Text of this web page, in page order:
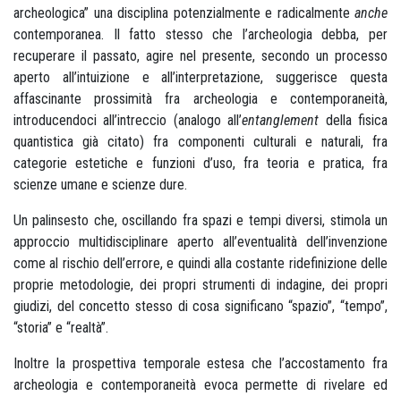
archeologica” una disciplina potenzialmente e radicalmente anche
contemporanea. Il fatto stesso che l’archeologia debba, per
recuperare il passato, agire nel presente, secondo un processo
aperto all’intuizione e all’interpretazione, suggerisce questa
affascinante prossimità fra archeologia e contemporaneità,
introducendoci all’intreccio (analogo all’entanglement della fisica
quantistica già citato) fra componenti culturali e naturali, fra
categorie estetiche e funzioni d’uso, fra teoria e pratica, fra
scienze umane e scienze dure.
Un palinsesto che, oscillando fra spazi e tempi diversi, stimola un
approccio multidisciplinare aperto all’eventualità dell’invenzione
come al rischio dell’errore, e quindi alla costante ridefinizione delle
proprie metodologie, dei propri strumenti di indagine, dei propri
giudizi, del concetto stesso di cosa significano “spazio”, “tempo”,
“storia” e “realtà”.
Inoltre la prospettiva temporale estesa che l’accostamento fra
archeologia e contemporaneità evoca permette di rivelare ed